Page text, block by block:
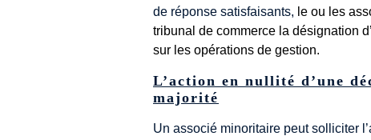
de réponse satisfaisants, le ou les
tribunal de commerce la désignation
sur les opérations de gestion.
L’action en nullité d’une
majorité
Un associé minoritaire peut solliciter